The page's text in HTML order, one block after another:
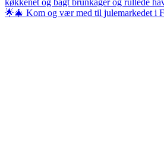
🌟🎄 Kom og vær med til julemarkedet i